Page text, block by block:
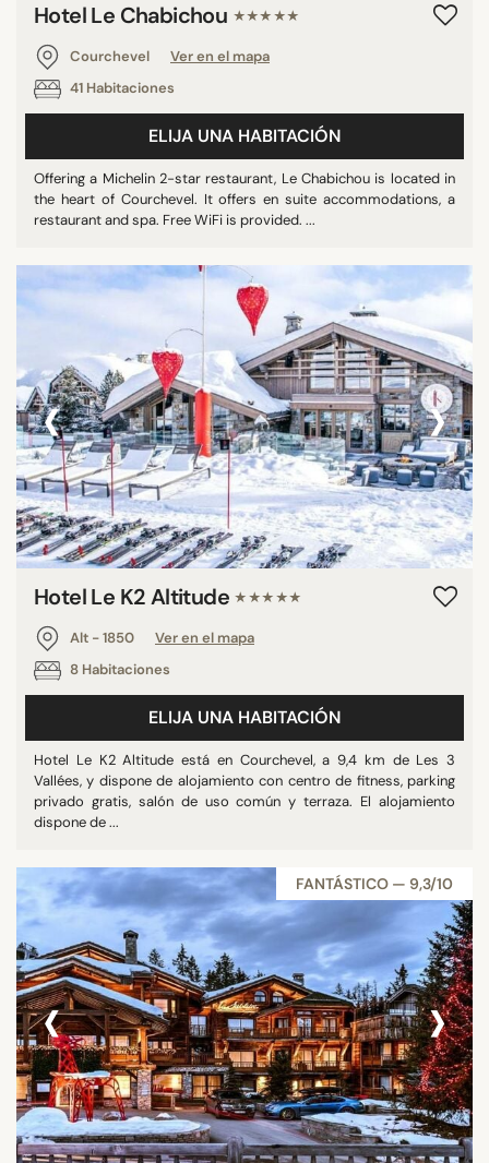
Hotel Le Chabichou ★★★★★
Courchevel
Ver en el mapa
41 Habitaciones
ELIJA UNA HABITACIÓN
Offering a Michelin 2-star restaurant, Le Chabichou is located in
the heart of Courchevel. It offers en suite accommodations, a
restaurant and spa. Free WiFi is provided. ...
‹ ›
Hotel Le K2 Altitude ★★★★★
Alt - 1850
Ver en el mapa
8 Habitaciones
ELIJA UNA HABITACIÓN
Hotel Le K2 Altitude está en Courchevel, a 9,4 km de Les 3
Vallées, y dispone de alojamiento con centro de fitness, parking
privado gratis, salón de uso común y terraza. El alojamiento
dispone de ...
FANTÁSTICO — 9,3/10
‹ ›